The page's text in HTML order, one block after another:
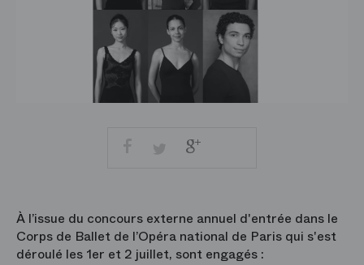
FacebookTwitterGoogle
+
À l’issue du concours externe annuel d'entrée dans le
Corps de Ballet de l’Opéra national de Paris qui s'est
déroulé les 1er et 2 juillet, sont engagés :